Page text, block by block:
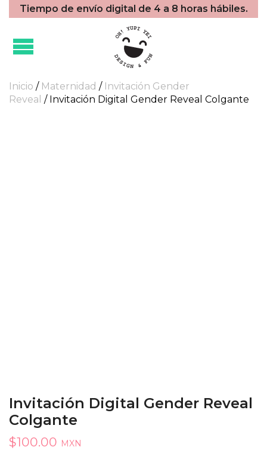
Tiempo de envío digital de 4 a 8 horas hábiles.
Inicio / Maternidad / Invitación Gender
Reveal / Invitación Digital Gender Reveal Colgante
Invitación Digital Gender Reveal
Colgante
$100.00 MXN